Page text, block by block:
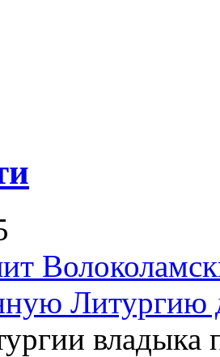
Литургию
владыка